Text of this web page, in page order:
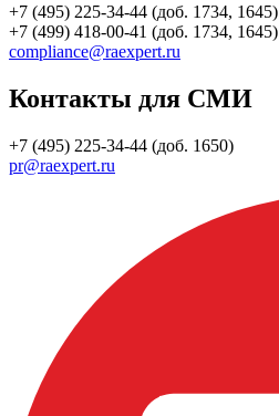
+7 (495) 225-34-44 (доб. 1734, 1645)
+7 (499) 418-00-41 (доб. 1734, 1645)
compliance@raexpert.ru
Контакты для СМИ
+7 (495) 225-34-44 (доб. 1650)
pr@raexpert.ru